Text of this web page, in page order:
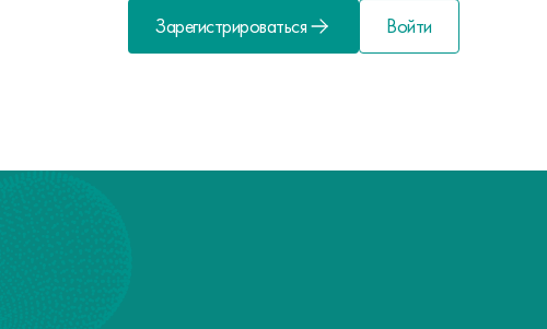
Зарегистрироваться Войти